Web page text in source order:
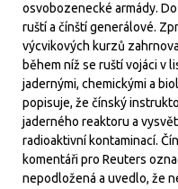
osvobozenecké armády.
ruští a čínští generálové.
výcvikových kurzů
během níž se ruští vojáci v
jadernými, chemickými a
popisuje, že čínský
jaderného reaktoru a
radioaktivní kontaminací.
komentáři pro Reuters
nepodložená a uvedlo, že